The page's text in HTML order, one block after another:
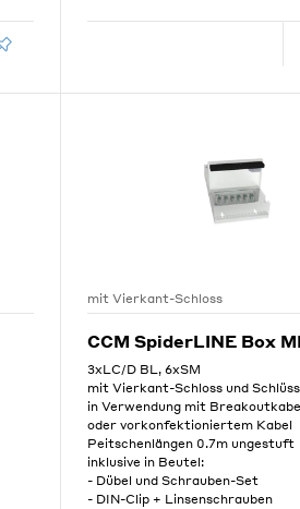
mit Vierkant-Schloss
CCM SpiderLINE Box
3xLC/D BL, 6xSM
mit Vierkant-Schloss und
in Verwendung mit
oder vorkonfektioniertem Kabel
Peitschenlängen 0.7m ungestuft
inklusive in Beutel:
- Dübel und Schrauben-Set
- DIN-Clip + Linsenschrauben